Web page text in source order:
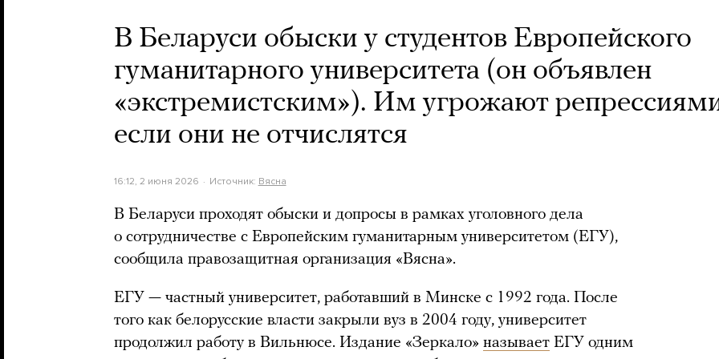
В Беларуси обыски у студентов Европейского
гуманитарного университета (он объявлен
«экстремистским»). Им угрожают
если они не отчислятся
16:12, 2 июня 2026 Источник: Вясна
В Беларуси проходят обыски и допросы в рамках уголовного дела
о сотрудничестве с Европейским гуманитарным университетом (ЕГУ),
сообщила правозащитная организация «Вясна».
ЕГУ — частный университет, работавший в Минске с 1992 года. После
того как белорусские власти закрыли вуз в 2004 году, университет
продолжил работу в Вильнюсе. Издание «Зеркало» называет ЕГУ одним